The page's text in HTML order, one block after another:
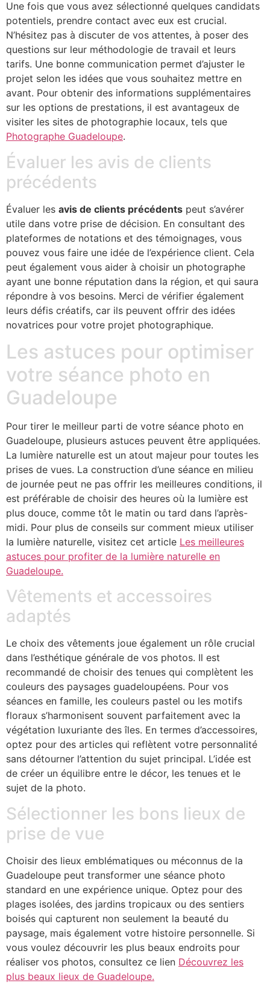
Une fois que vous avez sélectionné quelques candidats
potentiels, prendre contact avec eux est crucial.
N’hésitez pas à discuter de vos attentes, à poser des
questions sur leur méthodologie de travail et leurs
tarifs. Une bonne communication permet d’ajuster le
projet selon les idées que vous souhaitez mettre en
avant. Pour obtenir des informations supplémentaires
sur les options de prestations, il est avantageux de
visiter les sites de photographie locaux, tels que
Photographe Guadeloupe.
Évaluer les avis de clients
précédents
Évaluer les avis de clients précédents peut s’avérer
utile dans votre prise de décision. En consultant des
plateformes de notations et des témoignages, vous
pouvez vous faire une idée de l’expérience client. Cela
peut également vous aider à choisir un photographe
ayant une bonne réputation dans la région, et qui saura
répondre à vos besoins. Merci de vérifier également
leurs défis créatifs, car ils peuvent offrir des idées
novatrices pour votre projet photographique.
Les astuces pour optimiser
votre séance photo en
Guadeloupe
Pour tirer le meilleur parti de votre séance photo en
Guadeloupe, plusieurs astuces peuvent être appliquées.
La lumière naturelle est un atout majeur pour toutes les
prises de vues. La construction d’une séance en milieu
de journée peut ne pas offrir les meilleures conditions, il
est préférable de choisir des heures où la lumière est
plus douce, comme tôt le matin ou tard dans l’après-
midi. Pour plus de conseils sur comment mieux utiliser
la lumière naturelle, visitez cet article Les meilleures
astuces pour profiter de la lumière naturelle en
Guadeloupe.
Vêtements et accessoires
adaptés
Le choix des vêtements joue également un rôle crucial
dans l’esthétique générale de vos photos. Il est
recommandé de choisir des tenues qui complètent les
couleurs des paysages guadeloupéens. Pour vos
séances en famille, les couleurs pastel ou les motifs
floraux s’harmonisent souvent parfaitement avec la
végétation luxuriante des îles. En termes d’accessoires,
optez pour des articles qui reflètent votre personnalité
sans détourner l’attention du sujet principal. L’idée est
de créer un équilibre entre le décor, les tenues et le
sujet de la photo.
Sélectionner les bons lieux de
prise de vue
Choisir des lieux emblématiques ou méconnus de la
Guadeloupe peut transformer une séance photo
standard en une expérience unique. Optez pour des
plages isolées, des jardins tropicaux ou des sentiers
boisés qui capturent non seulement la beauté du
paysage, mais également votre histoire personnelle. Si
vous voulez découvrir les plus beaux endroits pour
réaliser vos photos, consultez ce lien Découvrez les
plus beaux lieux de Guadeloupe.